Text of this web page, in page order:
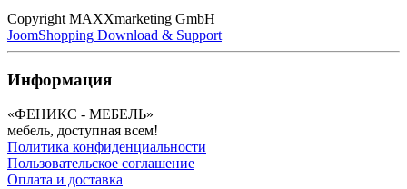
Copyright MAXXmarketing GmbH
JoomShopping Download & Support
Информация
«ФЕНИКС - МЕБЕЛЬ»
мебель, доступная всем!
Политика конфиденциальности
Пользовательское соглашение
Оплата и доставка